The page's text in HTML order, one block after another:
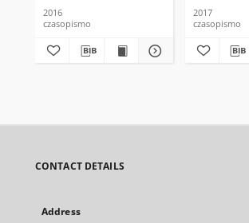
2016
czasopismo
2017
czasopismo
CONTACT DETAILS
Address